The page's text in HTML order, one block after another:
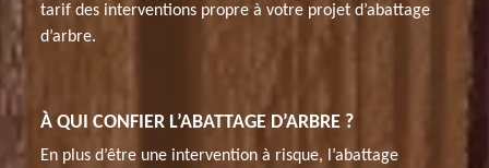
tarif des interventions propre à votre projet d’abattage
d’arbre.
À QUI CONFIER L’ABATTAGE D’ARBRE ?
En plus d’être une intervention à risque, l’abattage